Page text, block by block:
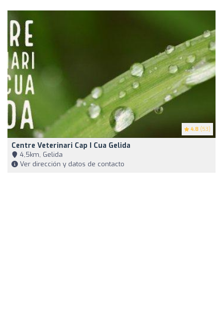
4.8 (53)
Centre Veterinari Cap I Cua Gelida
4,5km, Gelida
Ver dirección y datos de contacto